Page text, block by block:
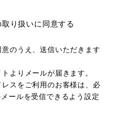
り扱いに同意する
意のうえ、送信いただきます
よりメールが届きます。
スをご利用のお客様は、 必
ールを受信できるよう設定